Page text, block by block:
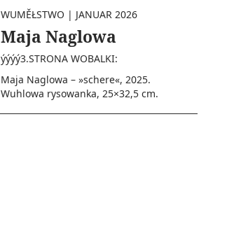
WUMĚŁSTWO | JANUAR 2026
Maja Naglowa
ýýýý3.STRONA WOBALKI:
Maja Naglowa – »schere«, 2025.
Wuhlowa rysowanka, 25×32,5 cm.